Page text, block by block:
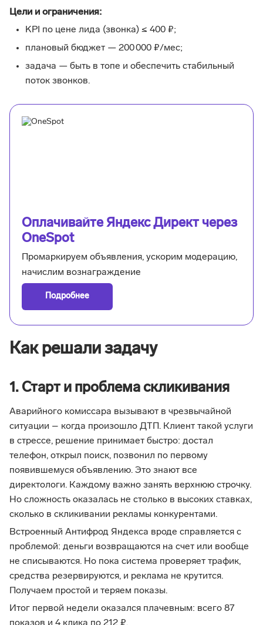
Цели и ограничения:
KPI по цене лида (звонка) ≤ 400 ₽;
плановый бюджет — 200 000 ₽/мес;
задача — быть в топе и обеспечить стабильный
поток звонков.
Оплачивайте Яндекс Директ через
OneSpot
Промаркируем объявления, ускорим модерацию,
начислим вознаграждение
Подробнее
Как решали задачу
1. Старт и проблема скликивания
Аварийного комиссара вызывают в чрезвычайной
ситуации – когда произошло ДТП. Клиент такой услуги
в стрессе, решение принимает быстро: достал
телефон, открыл поиск, позвонил по первому
появившемуся объявлению. Это знают все
директологи. Каждому важно занять верхнюю строчку.
Но сложность оказалась не столько в высоких ставках,
сколько в скликивании рекламы конкурентами.
Встроенный Антифрод Яндекса вроде справляется с
проблемой: деньги возвращаются на счет или вообще
не списываются. Но пока система проверяет трафик,
средства резервируются, и реклама не крутится.
Получаем простой и теряем показы.
Итог первой недели оказался плачевным: всего 87